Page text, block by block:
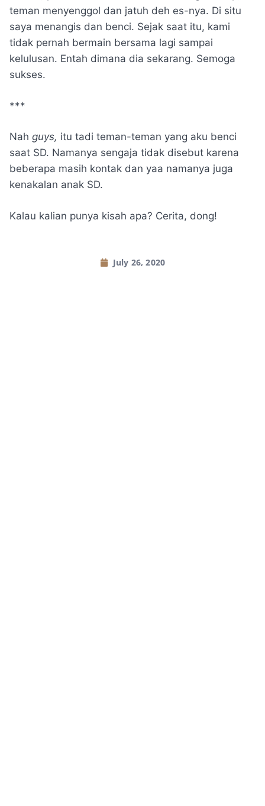
teman menyenggol dan jatuh deh es-nya. Di situ
saya menangis dan benci. Sejak saat itu, kami
tidak pernah bermain bersama lagi sampai
kelulusan. Entah dimana dia sekarang. Semoga
sukses.
***
Nah guys, itu tadi teman-teman yang aku benci
saat SD. Namanya sengaja tidak disebut karena
beberapa masih kontak dan yaa namanya juga
kenakalan anak SD.
Kalau kalian punya kisah apa? Cerita, dong!
July 26, 2020